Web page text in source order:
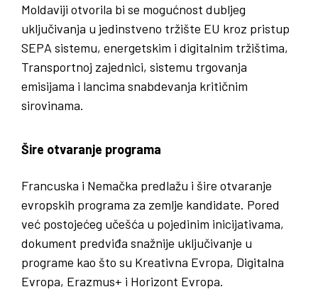
Moldaviji otvorila bi se mogućnost dubljeg
uključivanja u jedinstveno tržište EU kroz pristup
SEPA sistemu, energetskim i digitalnim tržištima,
Transportnoj zajednici, sistemu trgovanja
emisijama i lancima snabdevanja kritičnim
sirovinama.
Šire otvaranje programa
Francuska i Nemačka predlažu i šire otvaranje
evropskih programa za zemlje kandidate. Pored
već postojećeg učešća u pojedinim inicijativama,
dokument predviđa snažnije uključivanje u
programe kao što su Kreativna Evropa, Digitalna
Evropa, Erazmus+ i Horizont Evropa.